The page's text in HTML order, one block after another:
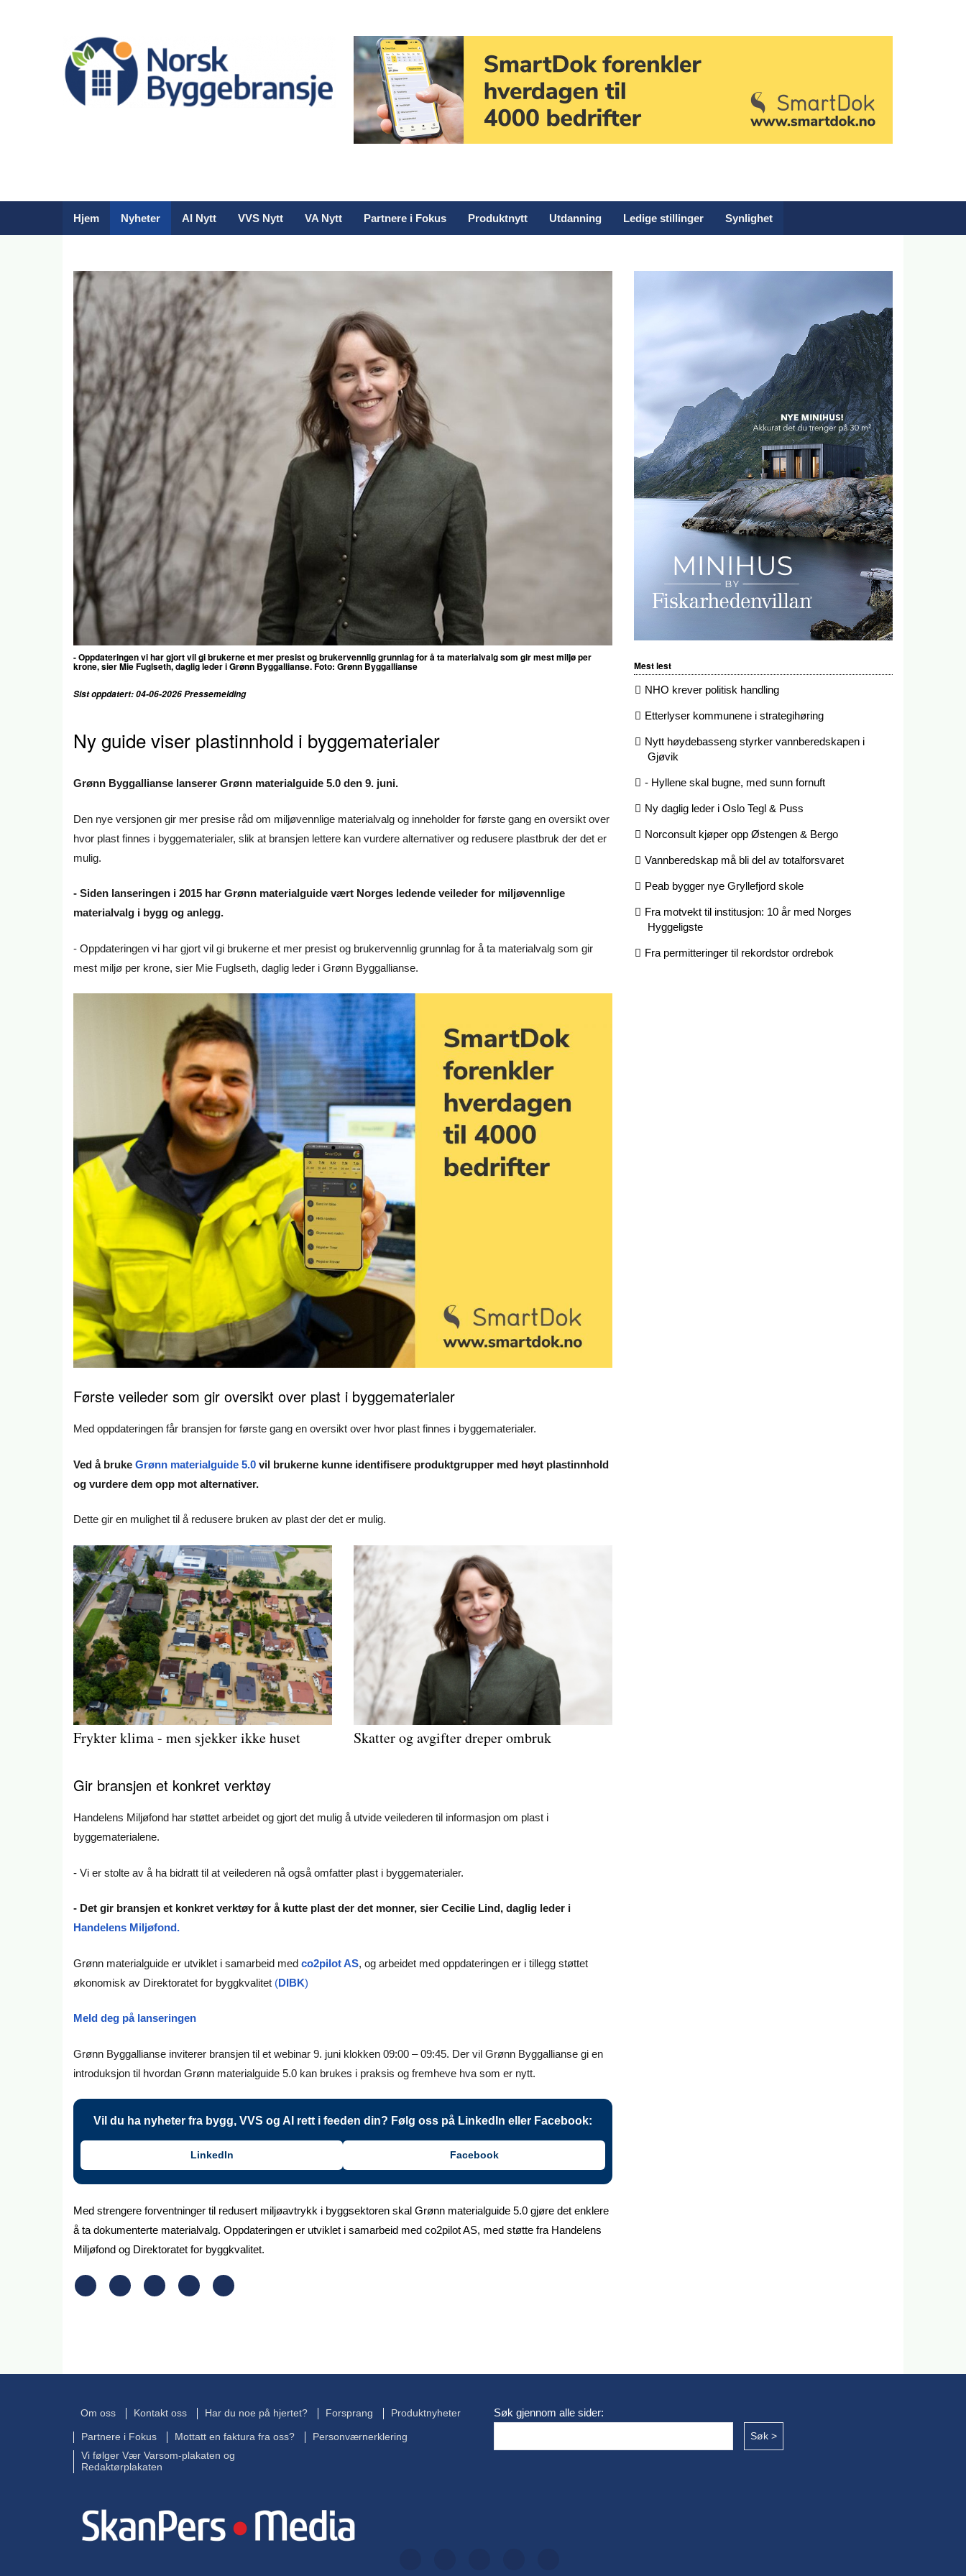
Hjem Nyheter AI Nytt VVS Nytt VA Nytt Partnere i Fokus Produktnytt Utdanning Ledige stillinger Synlighet
- Oppdateringen vi har gjort vil gi brukerne et mer presist og brukervennlig grunnlag for å ta materialvalg som gir mest miljø per
krone, sier Mie Fuglseth, daglig leder i Grønn Byggallianse. Foto: Grønn Byggallianse
Sist oppdatert: 04-06-2026 Pressemelding
Ny guide viser plastinnhold i byggematerialer
Grønn Byggallianse lanserer Grønn materialguide 5.0 den 9. juni.
Den nye versjonen gir mer presise råd om miljøvennlige materialvalg og inneholder for første gang en oversikt over
hvor plast finnes i byggematerialer, slik at bransjen lettere kan vurdere alternativer og redusere plastbruk der det er
mulig.
- Siden lanseringen i 2015 har Grønn materialguide vært Norges ledende veileder for miljøvennlige
materialvalg i bygg og anlegg.
- Oppdateringen vi har gjort vil gi brukerne et mer presist og brukervennlig grunnlag for å ta materialvalg som gir
mest miljø per krone, sier Mie Fuglseth, daglig leder i Grønn Byggallianse.
Første veileder som gir oversikt over plast i byggematerialer
Med oppdateringen får bransjen for første gang en oversikt over hvor plast finnes i byggematerialer.
Ved å bruke Grønn materialguide 5.0 vil brukerne kunne identifisere produktgrupper med høyt plastinnhold
og vurdere dem opp mot alternativer.
Dette gir en mulighet til å redusere bruken av plast der det er mulig.
Frykter klima - men sjekker ikke huset Skatter og avgifter dreper ombruk
Gir bransjen et konkret verktøy
Handelens Miljøfond har støttet arbeidet og gjort det mulig å utvide veilederen til informasjon om plast i
byggematerialene.
- Vi er stolte av å ha bidratt til at veilederen nå også omfatter plast i byggematerialer.
- Det gir bransjen et konkret verktøy for å kutte plast der det monner, sier Cecilie Lind, daglig leder i
Handelens Miljøfond.
Grønn materialguide er utviklet i samarbeid med co2pilot AS, og arbeidet med oppdateringen er i tillegg støttet
økonomisk av Direktoratet for byggkvalitet (DIBK)
Meld deg på lanseringen
Grønn Byggallianse inviterer bransjen til et webinar 9. juni klokken 09:00 – 09:45. Der vil Grønn Byggallianse gi en
introduksjon til hvordan Grønn materialguide 5.0 kan brukes i praksis og fremheve hva som er nytt.
Vil du ha nyheter fra bygg, VVS og AI rett i feeden din? Følg oss på LinkedIn eller Facebook:
LinkedIn Facebook
Med strengere forventninger til redusert miljøavtrykk i byggsektoren skal Grønn materialguide 5.0 gjøre det enklere
å ta dokumenterte materialvalg. Oppdateringen er utviklet i samarbeid med co2pilot AS, med støtte fra Handelens
Miljøfond og Direktoratet for byggkvalitet.
Mest lest
NHO krever politisk handling
Etterlyser kommunene i strategihøring
Nytt høydebasseng styrker vannberedskapen i
Gjøvik
- Hyllene skal bugne, med sunn fornuft
Ny daglig leder i Oslo Tegl & Puss
Norconsult kjøper opp Østengen & Bergo
Vannberedskap må bli del av totalforsvaret
Peab bygger nye Gryllefjord skole
Fra motvekt til institusjon: 10 år med Norges
Hyggeligste
Fra permitteringer til rekordstor ordrebok
Om oss Kontakt oss Har du noe på hjertet? Forsprang Produktnyheter
Partnere i Fokus Mottatt en faktura fra oss?
Personværnerklering
Vi følger Vær Varsom-plakaten og
Redaktørplakaten
Søk gjennom alle sider: